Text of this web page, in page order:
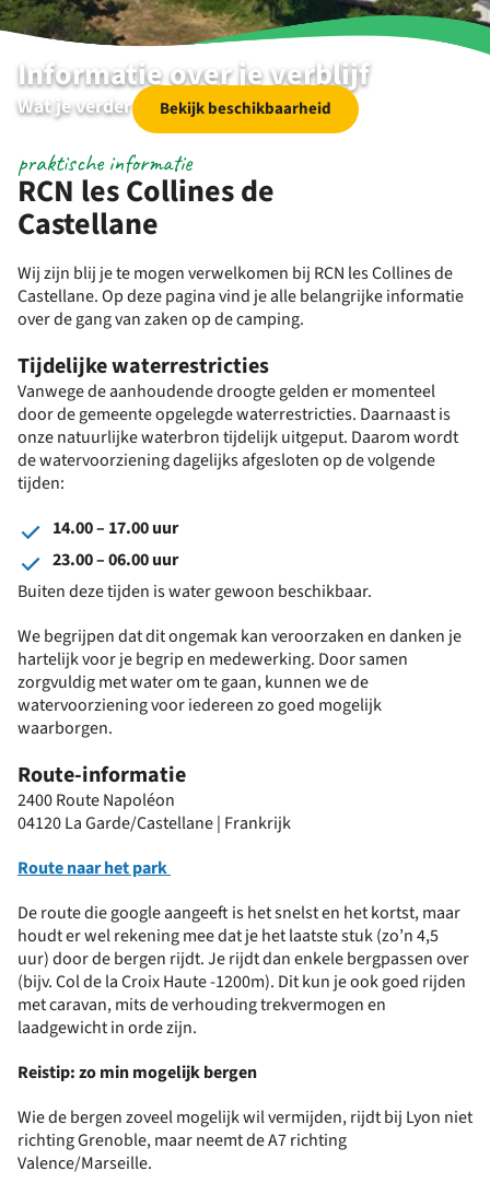
Informatie over je verblijf
Wat je verder nog wil weten
Bekijk beschikbaarheid
RCN les Collines de
Castellane
praktische informatie
Wij zijn blij je te mogen verwelkomen bij RCN les Collines de
Castellane. Op deze pagina vind je alle belangrijke informatie
over de gang van zaken op de camping.
Tijdelijke waterrestricties
Vanwege de aanhoudende droogte gelden er momenteel
door de gemeente opgelegde waterrestricties. Daarnaast is
onze natuurlijke waterbron tijdelijk uitgeput. Daarom wordt
de watervoorziening dagelijks afgesloten op de volgende
tijden:
14.00 – 17.00 uur
23.00 – 06.00 uur
Buiten deze tijden is water gewoon beschikbaar.
We begrijpen dat dit ongemak kan veroorzaken en danken je
hartelijk voor je begrip en medewerking. Door samen
zorgvuldig met water om te gaan, kunnen we de
watervoorziening voor iedereen zo goed mogelijk
waarborgen.
Route-informatie
2400 Route Napoléon
04120 La Garde/Castellane | Frankrijk
Route naar het park
De route die google aangeeft is het snelst en het kortst, maar
houdt er wel rekening mee dat je het laatste stuk (zo’n 4,5
uur) door de bergen rijdt. Je rijdt dan enkele bergpassen over
(bijv. Col de la Croix Haute -1200m). Dit kun je ook goed rijden
met caravan, mits de verhouding trekvermogen en
laadgewicht in orde zijn.
Reistip: zo min mogelijk bergen
Wie de bergen zoveel mogelijk wil vermijden, rijdt bij Lyon niet
richting Grenoble, maar neemt de A7 richting
Valence/Marseille.